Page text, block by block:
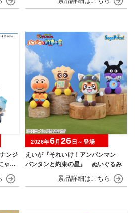
ンジ
ゃFe
えいが『それいけ！アンパンマン
パンタンと約束の星』 ぬいぐるみ
2026年6月 26 日～登場